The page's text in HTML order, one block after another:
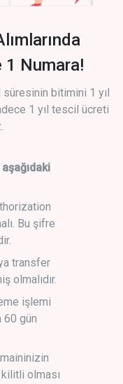
Numara!
bitimini 1 yıl
1 yıl tescil ücreti
Bu şifre
transfer
olmalıdır.
işlemi
60 gün
olması